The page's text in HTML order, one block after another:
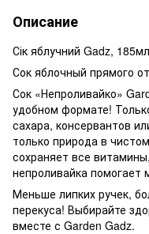
Описание
Сік яблучний Gadz, 185мл
Сок яблочный прямого
Сок «Непроливайко»
удобном формате!
сахара, консервантов
только природа в
сохраняет все
непроливайка
Меньше липких ручек,
перекуса! Выбирайте
вместе с Garden Gadz.